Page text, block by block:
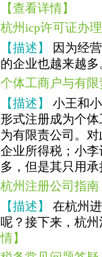
【查看详情】
杭州icp许可证办
【描述】
因为经
的企业也越来越多
个体工商户与有
【描述】
小王和
形式注册成为个
为有限责公司。
企业所得税；小
多，但是其只用
杭州注册公司指
【描述】
在杭州
呢？接下来，杭
情】